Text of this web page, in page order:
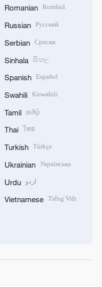
Romanian Română
Russian Русский
Serbian Српски
Sinhala සිංහල
Spanish Español
Swahili Kiswahili
Tamil தமிழ்
Thai ไทย
Turkish Türkçe
Ukrainian Українська
Urdu اردو
Vietnamese Tiếng Việt